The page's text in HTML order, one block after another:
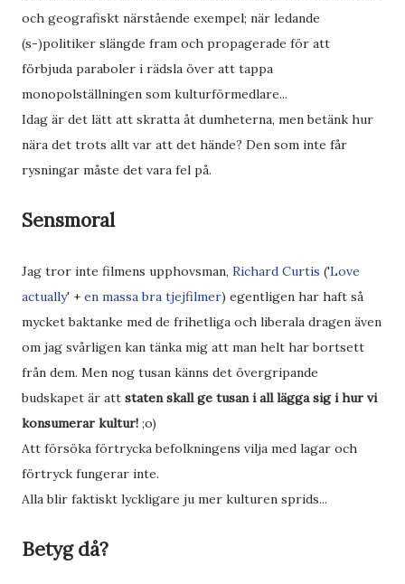
och geografiskt närstående exempel; när ledande
(s-)politiker slängde fram och propagerade för att
förbjuda paraboler i rädsla över att tappa
monopolställningen som kulturförmedlare...
Idag är det lätt att skratta åt dumheterna, men betänk hur
nära det trots allt var att det hände? Den som inte får
rysningar måste det vara fel på.
Sensmoral
Jag tror inte filmens upphovsman, Richard Curtis ('Love
actually' + en massa bra tjejfilmer) egentligen har haft så
mycket baktanke med de frihetliga och liberala dragen även
om jag svårligen kan tänka mig att man helt har bortsett
från dem. Men nog tusan känns det övergripande
budskapet är att staten skall ge tusan i all lägga sig i hur vi
konsumerar kultur! ;o)
Att försöka förtrycka befolkningens vilja med lagar och
förtryck fungerar inte.
Alla blir faktiskt lyckligare ju mer kulturen sprids...
Betyg då?